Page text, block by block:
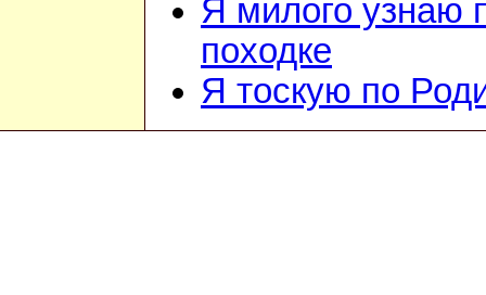
Я милого узнаю
походке
Я тоскую по